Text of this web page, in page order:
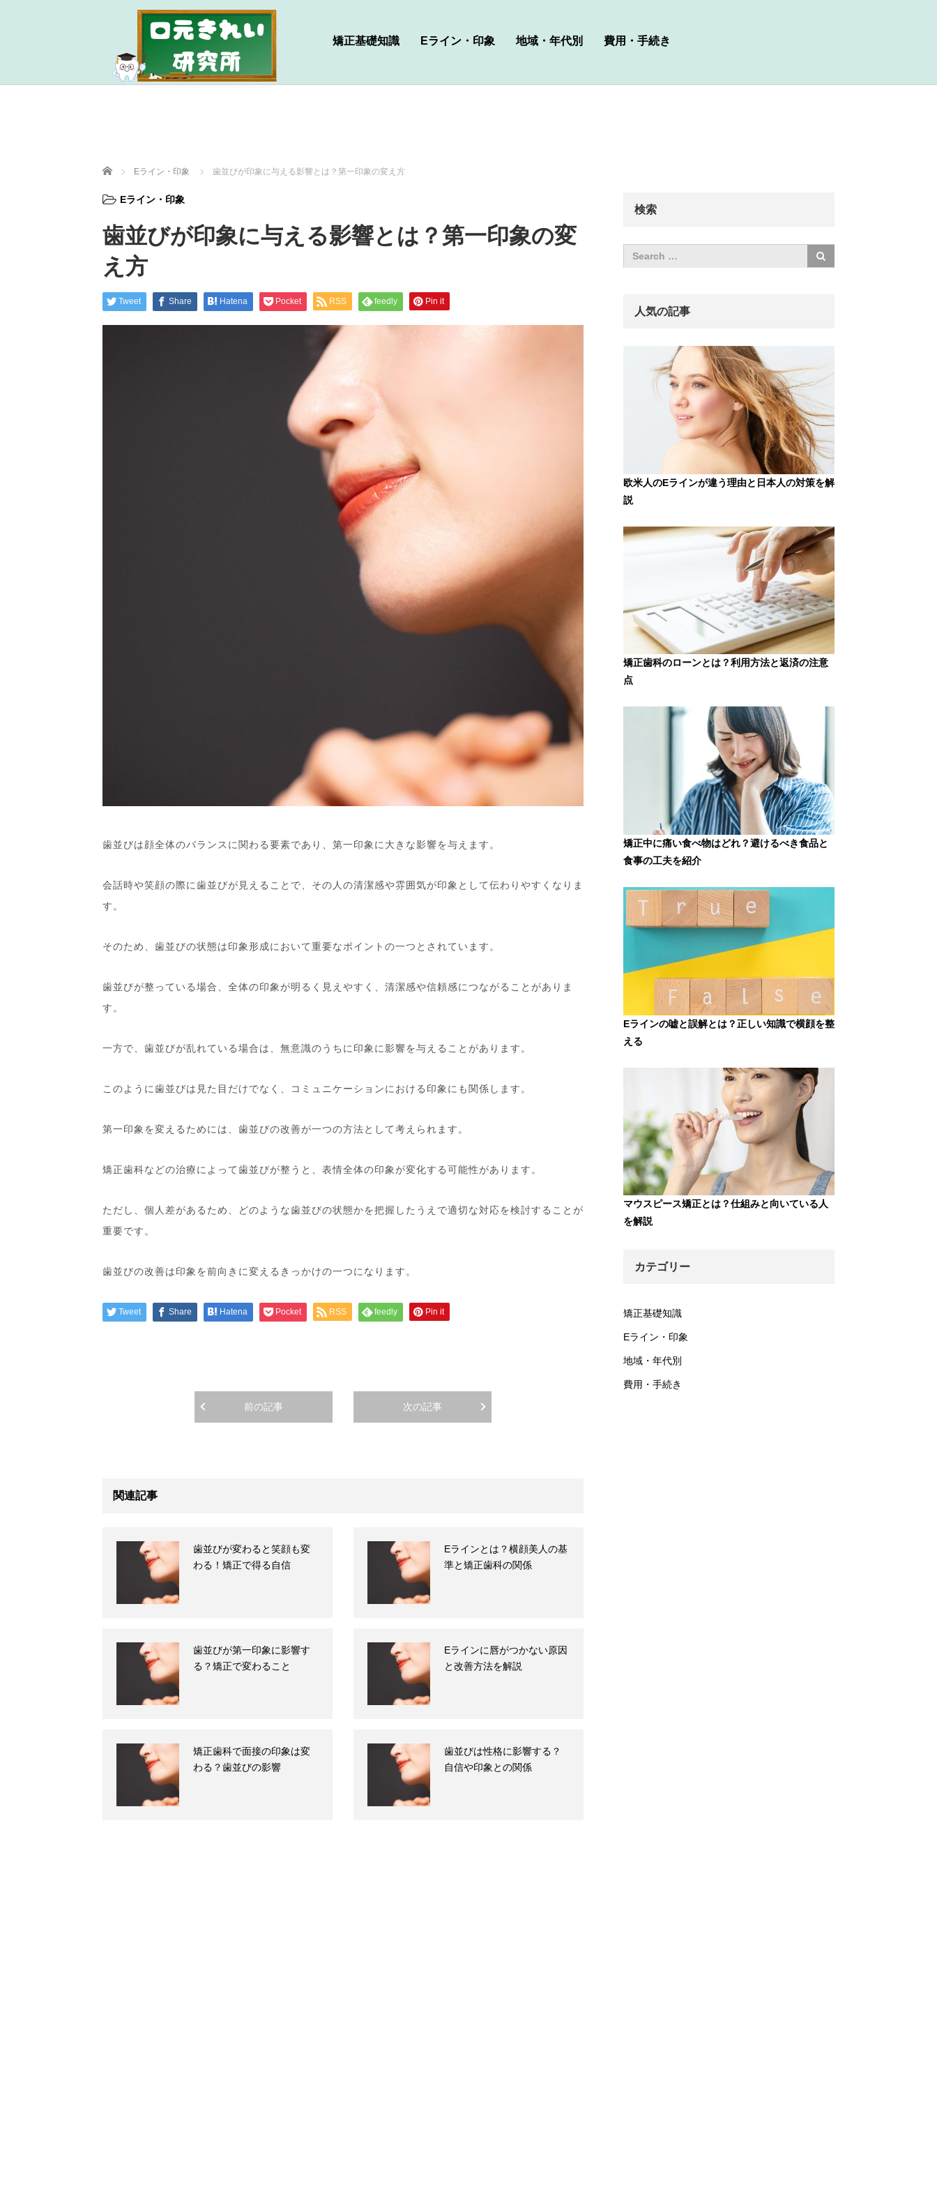
矯正基礎知識 Eライン・印象 地域・年代別 費用・手続き
ホーム Eライン・印象 歯並びが印象に与える影響とは？第一印象の変え方
Eライン・印象
歯並びが印象に与える影響とは？第一印象の変
え方
Tweet Share Hatena Pocket RSS feedly Pin it
歯並びは顔全体のバランスに関わる要素であり、第一印象に大きな影響を与えます。
会話時や笑顔の際に歯並びが見えることで、その人の清潔感や雰囲気が印象として伝わりやすくなりま
す。
そのため、歯並びの状態は印象形成において重要なポイントの一つとされています。
歯並びが整っている場合、全体の印象が明るく見えやすく、清潔感や信頼感につながることがありま
す。
一方で、歯並びが乱れている場合は、無意識のうちに印象に影響を与えることがあります。
このように歯並びは見た目だけでなく、コミュニケーションにおける印象にも関係します。
第一印象を変えるためには、歯並びの改善が一つの方法として考えられます。
矯正歯科などの治療によって歯並びが整うと、表情全体の印象が変化する可能性があります。
ただし、個人差があるため、どのような歯並びの状態かを把握したうえで適切な対応を検討することが
重要です。
歯並びの改善は印象を前向きに変えるきっかけの一つになります。
Tweet Share Hatena Pocket RSS feedly Pin it
前の記事 次の記事
関連記事
歯並びが変わると笑顔も変
わる！矯正で得る自信
Eラインとは？横顔美人の基
準と矯正歯科の関係
歯並びが第一印象に影響す
る？矯正で変わること
Eラインに唇がつかない原因
と改善方法を解説
矯正歯科で面接の印象は変
わる？歯並びの影響
歯並びは性格に影響する？
自信や印象との関係
検索
人気の記事
欧米人のEラインが違う理由と日本人の対策を解
説
矯正歯科のローンとは？利用方法と返済の注意
点
矯正中に痛い食べ物はどれ？避けるべき食品と
食事の工夫を紹介
Eラインの嘘と誤解とは？正しい知識で横顔を整
える
マウスピース矯正とは？仕組みと向いている人
を解説
カテゴリー
矯正基礎知識
Eライン・印象
地域・年代別
費用・手続き